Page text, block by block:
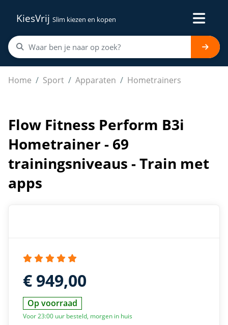
KiesVrij Slim kiezen en kopen
Home Sport Apparaten Hometrainers
Flow Fitness Perform B3i Hometrainer - 69
Flow Fitness Perform B3i
Hometrainer - 69
trainingsniveaus - Train met
apps
€ 949,00
Op voorraad
Voor 23:00 uur besteld, morgen in huis